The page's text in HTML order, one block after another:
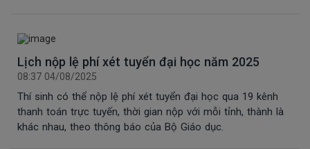
Lịch nộp lệ phí xét tuyển đại học năm 2025
08:37 04/08/2025
Thí sinh có thể nộp lệ phí xét tuyển đại học qua 19 kênh
thanh toán trực tuyến, thời gian nộp với mỗi tỉnh, thành là
khác nhau, theo thông báo của Bộ Giáo dục.